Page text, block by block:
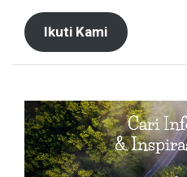
Ikuti Kami